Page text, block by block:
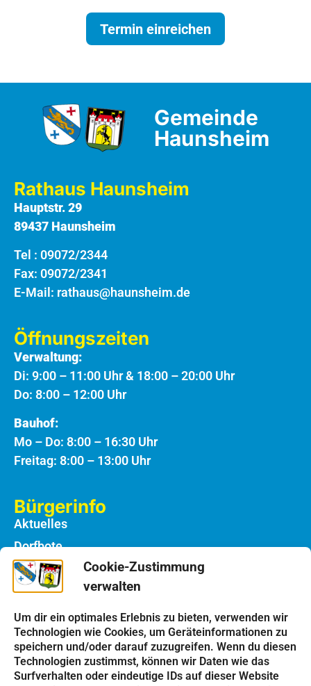
Cookie-Zustimmung
verwalten
Um dir ein optimales Erlebnis zu bieten, verwenden wir
Technologien wie Cookies, um Geräteinformationen zu
speichern und/oder darauf zuzugreifen. Wenn du diesen
Technologien zustimmst, können wir Daten wie das
Surfverhalten oder eindeutige IDs auf dieser Website
Termin einreichen
Gemeinde
Haunsheim
Rathaus Haunsheim
Hauptstr. 29
89437 Haunsheim
Tel : 09072/2344
Fax: 09072/2341
E-Mail: rathaus@haunsheim.de
Öffnungszeiten
Verwaltung:
Di: 9:00 – 11:00 Uhr & 18:00 – 20:00 Uhr
Do: 8:00 – 12:00 Uhr
Bauhof:
Mo – Do: 8:00 – 16:30 Uhr
Freitag: 8:00 – 13:00 Uhr
Bürgerinfo
Aktuelles
Dorfbote
Rathaus
Notdienste
Bauhof
Einrichtungen
Kindergarten